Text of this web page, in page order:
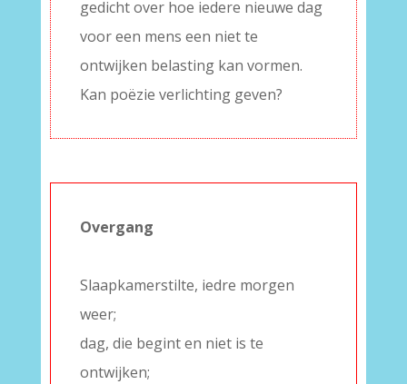
gedicht over hoe iedere nieuwe dag
voor een mens een niet te
ontwijken belasting kan vormen.
Kan poëzie verlichting geven?
Overgang
Slaapkamerstilte, iedre morgen
weer;
dag, die begint en niet is te
ontwijken;